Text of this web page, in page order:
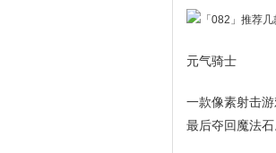
元气骑士
一款像素射击
最后夺回魔法石